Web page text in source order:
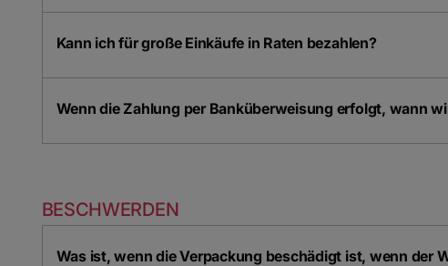
Kann ich für große Einkäufe in Raten bezahlen?
Wenn die Zahlung per Banküberweisung erfolgt, wann
BESCHWERDEN
Was ist, wenn die Verpackung beschädigt ist, wenn der